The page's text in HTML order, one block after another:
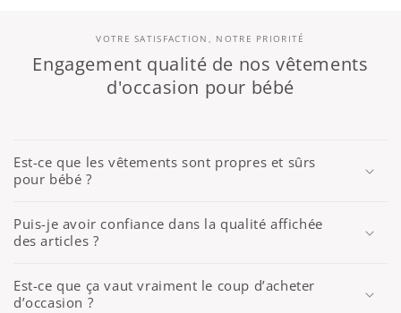
VOTRE SATISFACTION, NOTRE PRIORITÉ
Engagement qualité de nos vêtements
d'occasion pour bébé
Est-ce que les vêtements sont propres et sûrs
pour bébé ?
Puis-je avoir confiance dans la qualité affichée
des articles ?
Est-ce que ça vaut vraiment le coup d’acheter
d’occasion ?